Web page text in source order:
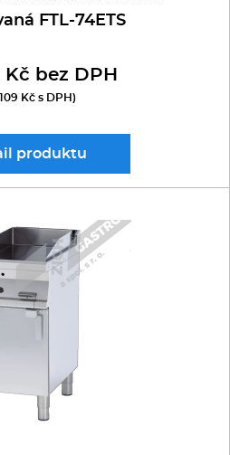
FTL-74ETS
Kč bez DPH
Kč s DPH)
produktu